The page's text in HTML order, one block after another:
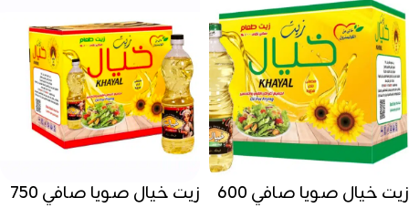
زيت خيال صويا صافي 600
زيت خيال صويا صافي 750